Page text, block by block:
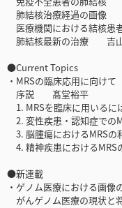
肺結核治療経過の画像
医療機関における結核
肺結核最新の治療 吉
●Current Topics
・MRSの臨床応用に向けて
序説 髙堂裕平
1. MRSを臨床に用い
2. 変性疾患・認知症で
3. 脳腫瘍における
4. 精神疾患における
●新連載
・ゲノム医療における画像
がんゲノム医療の現状